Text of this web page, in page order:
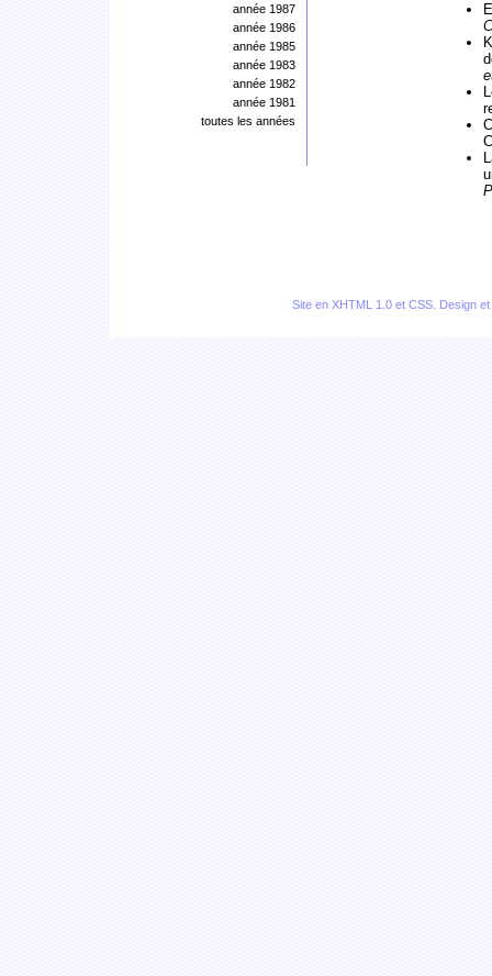
année 1987
année 1986
année 1985
année 1983
année 1982
année 1981
toutes les années
Site en XHTML 1.0et CSS. Design